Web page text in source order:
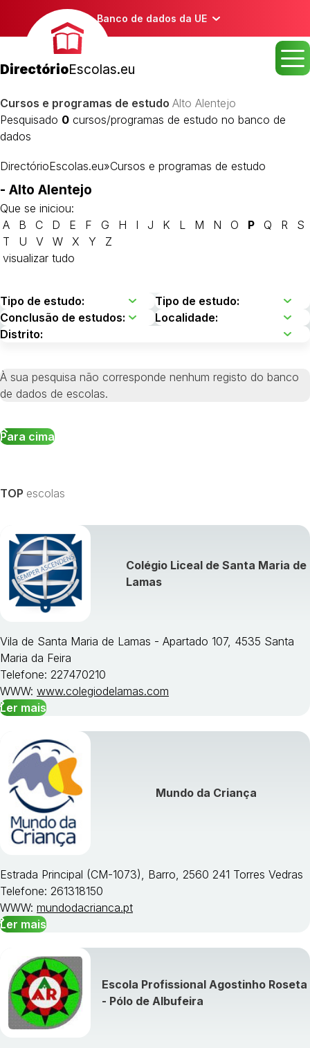
Banco de dados da UE
DirectórioEscolas.eu
Cursos e programas de estudo Alto Alentejo
Pesquisado 0 cursos/programas de estudo no banco de
dados
DirectórioEscolas.eu»Cursos e programas de estudo
- Alto Alentejo
Que se iniciou:
A
B C D E F G H I J K L M N O P Q R
S
T
U V W X Y
Z
visualizar tudo
À sua pesquisa não corresponde nenhum registo do banco
de dados de escolas.
Para cima
TOP escolas
Colégio Liceal de Santa Maria de
Lamas
Vila de Santa Maria de Lamas - Apartado 107, 4535 Santa
Maria da Feira
Telefone: 227470210
WWW: www.colegiodelamas.com
Ler mais
Mundo da Criança
Estrada Principal (CM-1073), Barro, 2560 241 Torres Vedras
Telefone: 261318150
WWW: mundodacrianca.pt
Ler mais
Escola Profissional Agostinho Roseta
- Pólo de Albufeira